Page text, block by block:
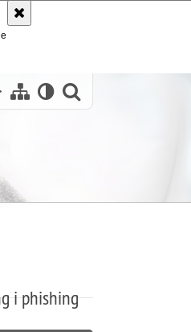
i phishing